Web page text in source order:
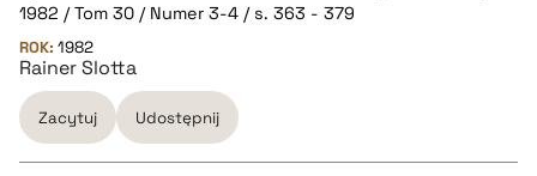
pobierz cytat
BIBTEX
1982 / Tom 30 / Numer 3-4 / s. 363 - 379
ROK: 1982
Rainer Slotta
Zacytuj Udostępnij